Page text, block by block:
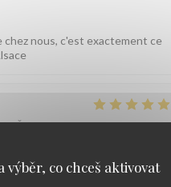
výběr, co chceš aktivovat
chez nous, c'est exactement ce
: 4/5 KVALITA / CENA: 4/5